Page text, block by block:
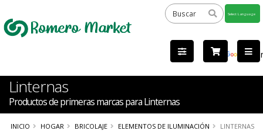
by
Linternas
Productos de primeras marcas para Linternas
INICIO HOGAR BRICOLAJE ELEMENTOS DE ILUMINACIÓN LINTERNAS